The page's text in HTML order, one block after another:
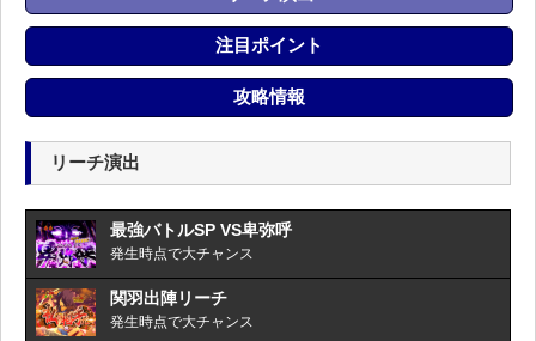
注目ポイント
攻略情報
リーチ演出
最強バトルSP VS卑弥呼
発生時点で大チャンス
関羽出陣リーチ
発生時点で大チャンス